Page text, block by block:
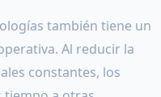
también tiene un
Al reducir la
constantes, los